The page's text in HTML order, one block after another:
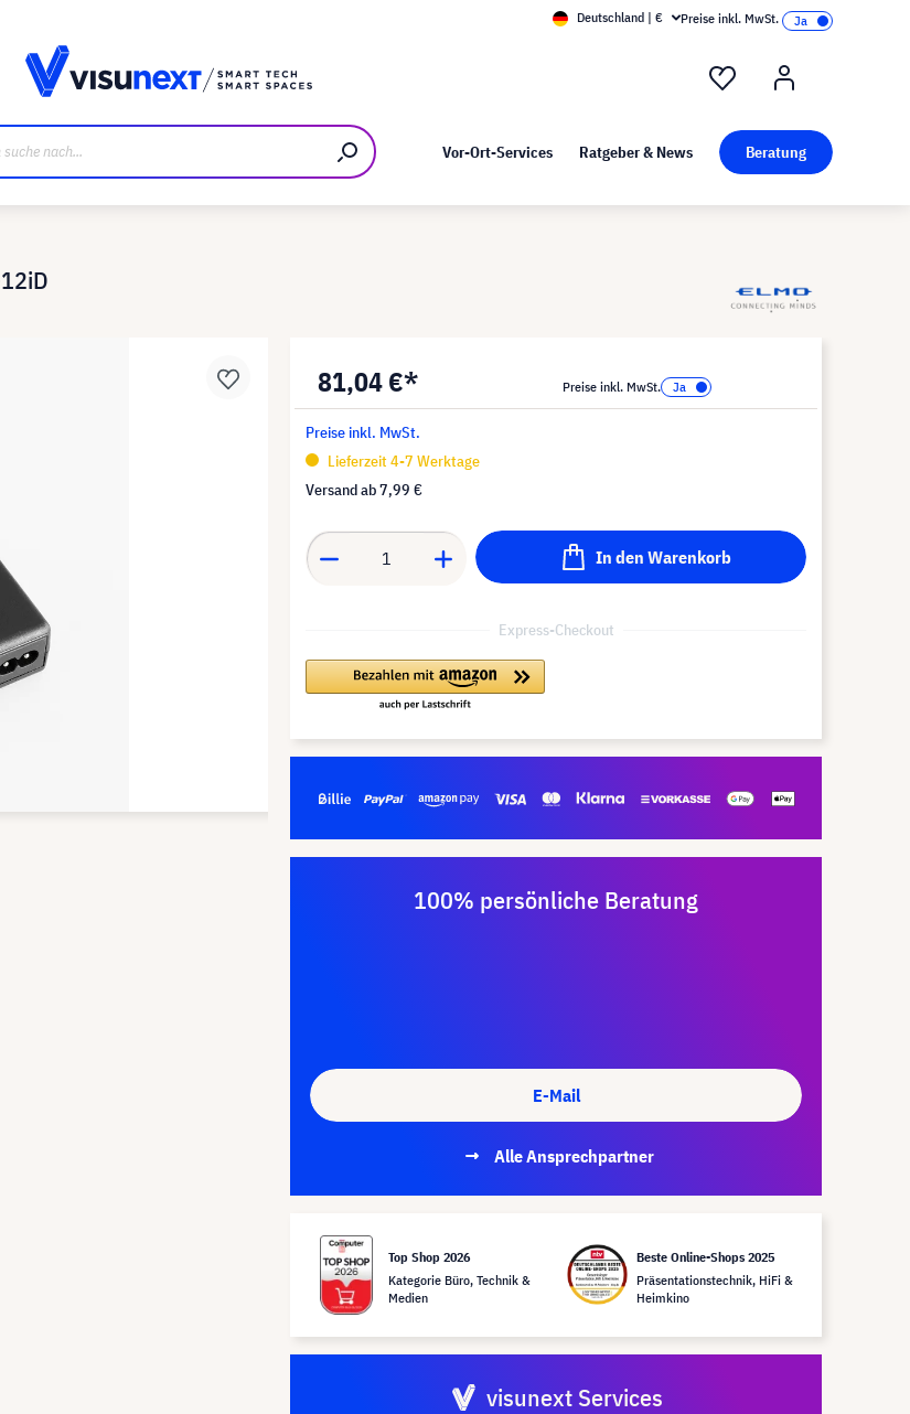
Kunst bei visunext
Deutschland | € Preise inkl. MwSt.
Vor-Ort-Services Ratgeber & News Beratung
81,04 €* Preise inkl. MwSt.
Preise inkl. MwSt.
Lieferzeit 4-7 Werktage
Versand ab7,99 €
In den Warenkorb
Express-Checkout
100% persönliche Beratung
E-Mail
Alle Ansprechpartner
Top Shop 2026
Kategorie Büro, Technik &
Medien
Beste Online-Shops 2025
Präsentationstechnik, HiFi &
Heimkino
visunext Services